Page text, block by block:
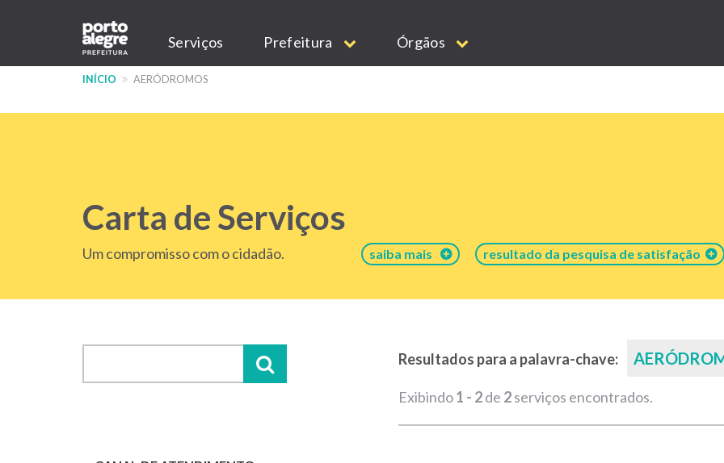
conteúdo
Main
navigation
Serviços Prefeitura Órgãos
INÍCIO AERÓDROMOS
Carta de Serviços
Um compromisso com o cidadão. saiba mais resultado da pesquisa de satisfação
Resultados para a palavra-chave:
Exibindo1 - 2de 2serviços encontrados.